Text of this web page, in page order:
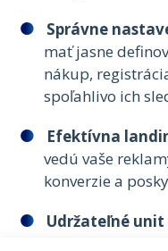
Správne
mať jasne
nákup,
spoľahlivo ich
Efektívna
vedú vaše
konverzie a
Udržateľné unit